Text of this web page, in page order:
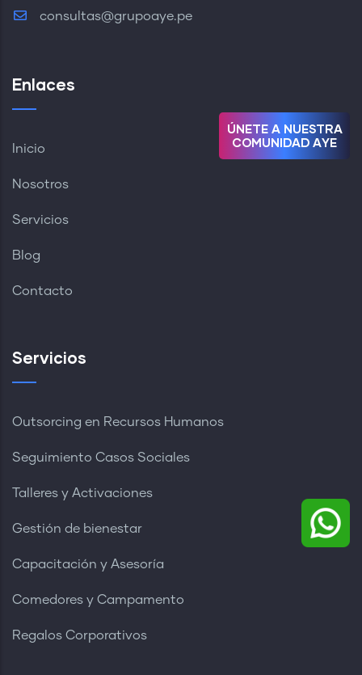
ÚNETE A NUESTRA
COMUNIDAD AYE
consultas@grupoaye.pe
Enlaces
Inicio
Nosotros
Servicios
Blog
Contacto
Servicios
Outsorcing en Recursos Humanos
Seguimiento Casos Sociales
Talleres y Activaciones
Gestión de bienestar
Capacitación y Asesoría
Comedores y Campamento
Regalos Corporativos